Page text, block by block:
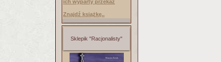
ich wyparty przekaz
Znajdź książkę..
Sklepik "Racjonalisty"